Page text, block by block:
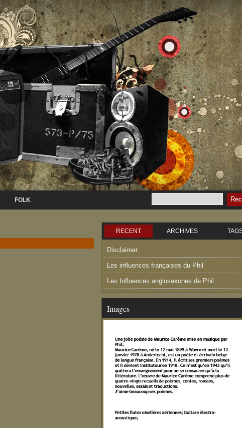
FOLK
RECENT ARCHIVES
Disclaimer
Les influences françaises du Phil
Les Influences anglosaxones de Phil
Images